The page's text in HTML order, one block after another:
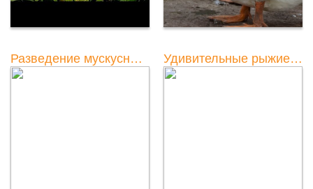
Разведение мускусных уток: видеоинструкция и советы Удивительные рыжие утки с белой головой